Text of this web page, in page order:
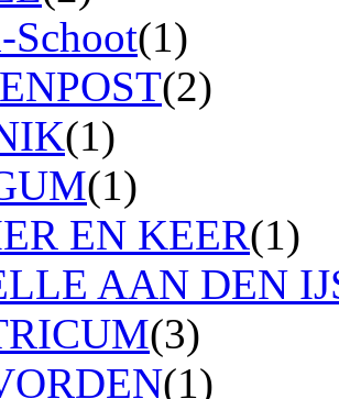
Schoot(1)
(2)
(1)
(1)
EN KEER(1)
AAN DEN
(3)
(1)